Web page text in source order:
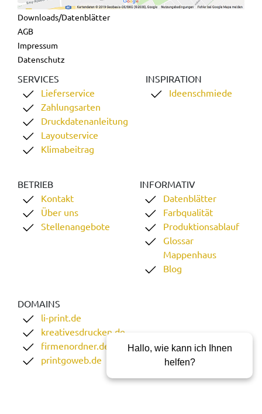
Downloads/Datenblätter
AGB
Impressum
Datenschutz
SERVICES
Lieferservice
Zahlungsarten
Druckdatenanleitung
Layoutservice
Klimabeitrag
INSPIRATION
Ideenschmiede
BETRIEB
Kontakt
Über uns
Stellenangebote
INFORMATIV
Datenblätter
Farbqualität
Produktionsablauf
Glossar
Mappenhaus
Blog
DOMAINS
li-print.de
kreativesdrucken.de
firmenordner.de
printgoweb.de
Hallo, wie kann ich Ihnen
helfen?